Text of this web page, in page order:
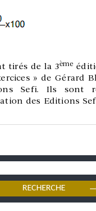
tirés de la 3ème
» de Gérard
Sefi. Ils sont
des Editions